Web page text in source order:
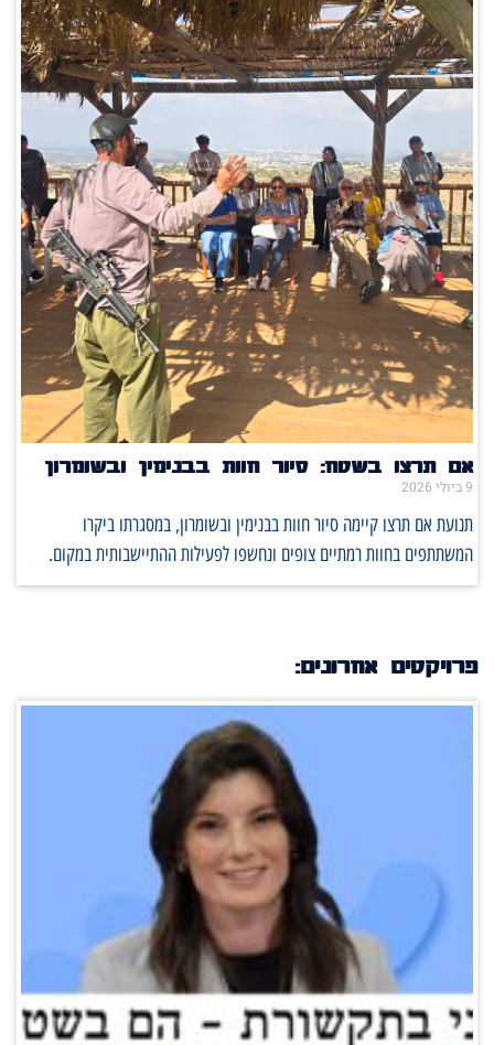
אם תרצו בשטח: סיור חוות בבנימין ובשומרון
9 ביולי 2026
תנועת אם תרצו קיימה סיור חוות בבנימין ובשומרון, במסגרתו ביקרו
המשתתפים בחוות רמתיים צופים ונחשפו לפעילות ההתיישבותית במקום.
פרויקטים אחרונים: